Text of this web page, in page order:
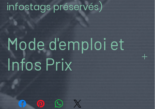
infostags préservés)
Mode d'emploi et
Infos Prix
((1)) Ajustez la quantité et TOUTES
les options
afin de remplacer le prix